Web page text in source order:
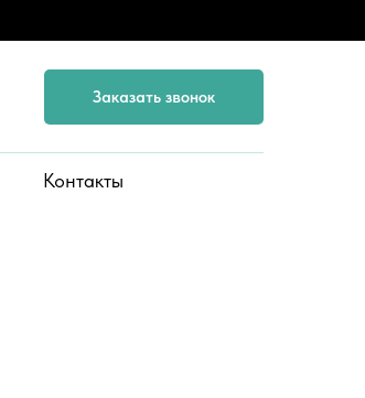
Заказать звонок
Контакты